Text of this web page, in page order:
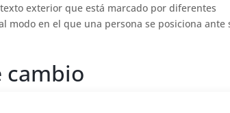
exterior que está marcado por diferentes
modo en el que una persona se posiciona ante
cambio
¿Pero cómo identificar otras alternativas y